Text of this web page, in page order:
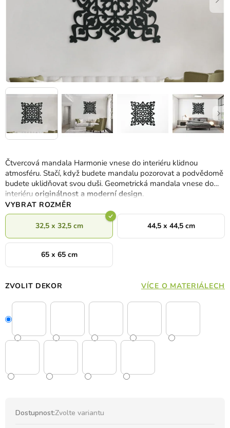
Čtvercová mandala Harmonie vnese do interiéru klidnou
atmosféru. Stačí, když budete mandalu pozorovat a podvědomě
budete uklidňovat svou duši. Geometrická mandala vnese do
interiéru originálnost a moderní design.
VYBRAT ROZMĚR
32,5 x 32,5 cm 44,5 x 44,5 cm
65 x 65 cm
ZVOLIT DEKOR VÍCE O MATERIÁLECH
Dostupnost:Zvolte variantu